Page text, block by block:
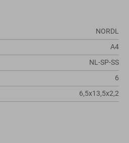
NORDL
A4
NL-SP-SS
6
6,5x13,5x2,2